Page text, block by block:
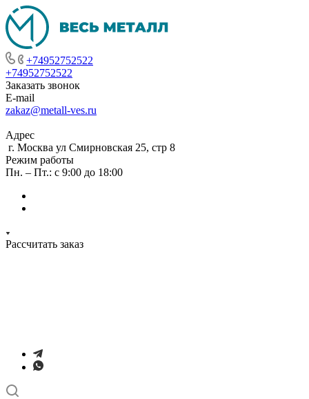
+74952752522
+74952752522
Заказать звонок
E-mail
zakaz@metall-ves.ru
Адрес
г. Москва ул Смирновская 25, стр 8
Режим работы
Пн. – Пт.: с 9:00 до 18:00
Рассчитать заказ